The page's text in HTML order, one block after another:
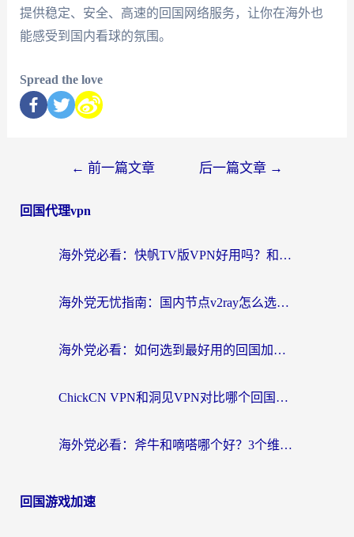
提供稳定、安全、高速的回国网络服务，让你在海外也
能感受到国内看球的氛围。
Spread the love
← 前一篇文章 后一篇文章 →
回国代理vpn
海外党必看：快帆TV版VPN好用吗？和快游VPN对比哪个回国效果更好？附实用避坑指南
海外党无忧指南：国内节点v2ray怎么选？一键回国VPN+多场景实测帮你避坑
海外党必看：如何选到最好用的回国加速器？从节点到售后的全维度指南
ChickCN VPN和洞见VPN对比哪个回国效果更好？海外党亲测3款加速器+避坑指南
海外党必看：斧牛和嘀嗒哪个好？3个维度教你选对回国加速器
回国游戏加速